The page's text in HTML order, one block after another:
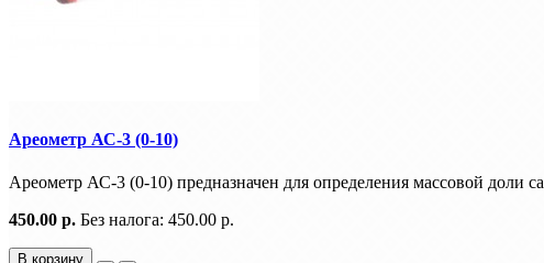
Ареометр АС-3 (0-10)
Ареометр АС-3 (0-10) предназначен для определения массовой доли
450.00 р. Без налога: 450.00 р.
В корзину